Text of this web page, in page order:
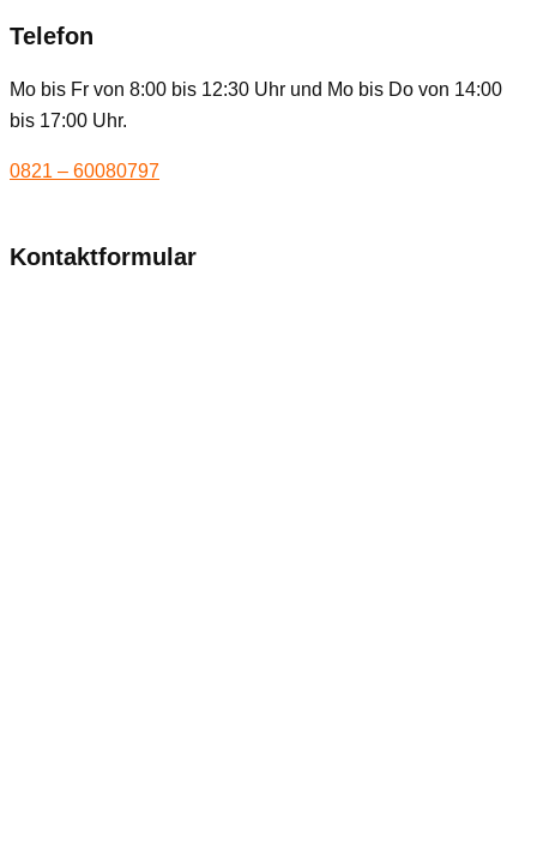
Telefon
Mo bis Fr von 8:00 bis 12:30 Uhr und Mo bis Do von 14:00
bis 17:00 Uhr.
0821 – 60080797
Kontaktformular